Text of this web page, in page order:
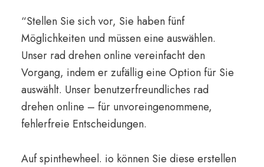
“Stellen Sie sich vor, Sie haben fünf
Möglichkeiten und müssen eine auswählen.
Unser rad drehen online vereinfacht den
Vorgang, indem er zufällig eine Option für Sie
auswählt. Unser benutzerfreundliches rad
drehen online – für unvoreingenommene,
fehlerfreie Entscheidungen.
Auf spinthewheel. io können Sie diese erstellen